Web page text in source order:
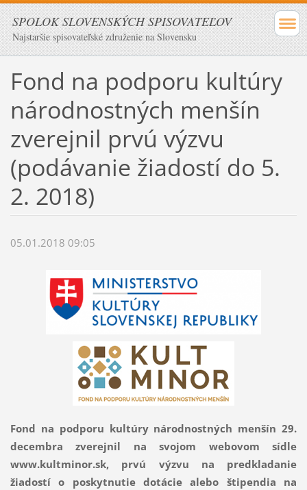
SPOLOK SLOVENSKÝCH SPISOVATEĽOV
Najstaršie spisovateľské združenie na Slovensku
Fond na podporu kultúry
národnostných menšín
zverejnil prvú výzvu
(podávanie žiadostí do 5.
2. 2018)
05.01.2018 09:05
Fond na podporu kultúry národnostných menšín 29.
decembra zverejnil na svojom webovom sídle
www.kultminor.sk, prvú výzvu na predkladanie
žiadostí o poskytnutie dotácie alebo štipendia na